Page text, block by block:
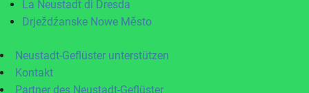
La Neustadt di Dresda
Drježdźanske Nowe Město
Neustadt-Geflüster unterstützen
Kontakt
Partner des Neustadt-Geflüster